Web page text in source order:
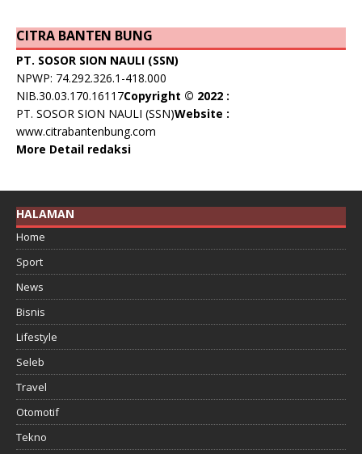
CITRA BANTEN BUNG
PT. SOSOR SION NAULI (SSN)
NPWP: 74.292.326.1-418.000
NIB.30.03.170.16117Copyright © 2022 :
PT. SOSOR SION NAULI (SSN)Website :
www.citrabantenbung.com
More Detail redaksi
HALAMAN
Home
Sport
News
Bisnis
Lifestyle
Seleb
Travel
Otomotif
Tekno